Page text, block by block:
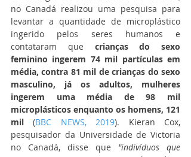
no Canadá realizou uma pesquisa para
levantar a quantidade de microplástico
ingerido pelos seres humanos e
contataram que crianças do sexo
feminino ingerem 74 mil partículas em
média, contra 81 mil de crianças do sexo
masculino, já os adultos, mulheres
ingerem uma média de 98 mil
microplásticos enquanto os homens, 121
mil (BBC NEWS, 2019). Kieran Cox,
pesquisador da Universidade de Victoria
no Canadá, disse que "indivíduos que